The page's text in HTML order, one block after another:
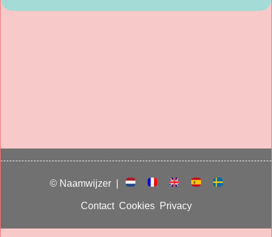
© Naamwijzer |
Contact Cookies Privacy